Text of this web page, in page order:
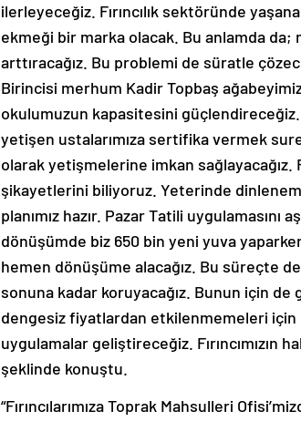
ilerleyeceğiz. Fırıncılık sektöründe
ekmeği bir marka olacak. Bu anlamda
arttıracağız. Bu problemi de süratle
Birincisi merhum Kadir Topbaş ağabeyimiz
okulumuzun kapasitesini güçlendireceğiz.
yetişen ustalarımıza sertifika vermek
olarak yetişmelerine imkan sağlayacağız.
şikayetlerini biliyoruz. Yeterinde
planımız hazır. Pazar Tatili
dönüşümde biz 650 bin yeni yuva
hemen dönüşüme alacağız. Bu süreçte de
sonuna kadar koruyacağız. Bunun için
dengesiz fiyatlardan etkilenmemeleri için
uygulamalar geliştireceğiz. Fırıncımızın
şeklinde konuştu.
“Fırıncılarımıza Toprak Mahsulleri